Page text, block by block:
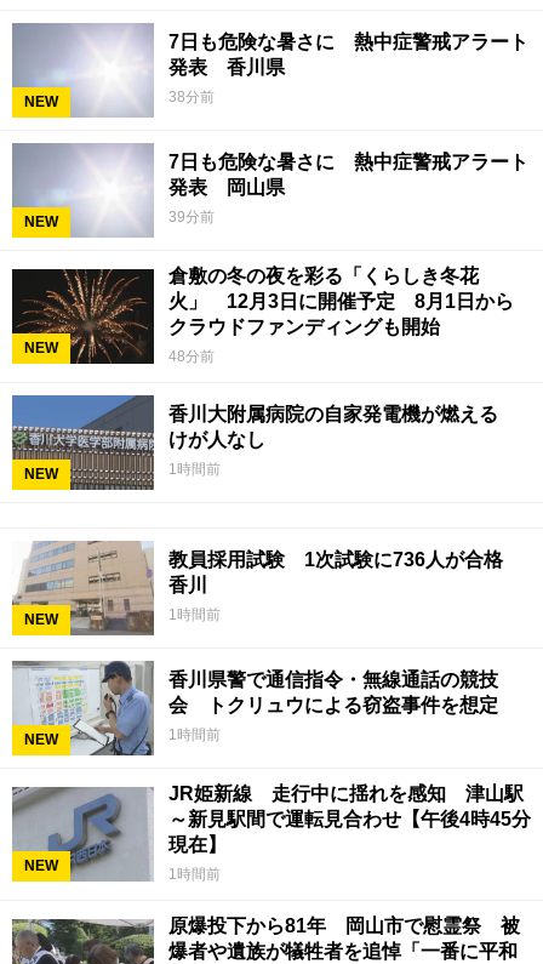
NEW
7日も危険な暑さに 熱中症警戒アラート
発表 香川県
38分前
NEW
7日も危険な暑さに 熱中症警戒アラート
発表 岡山県
39分前
NEW
倉敷の冬の夜を彩る「くらしき冬花
火」 12月3日に開催予定 8月1日から
クラウドファンディングも開始
48分前
NEW
香川大附属病院の自家発電機が燃える
けが人なし
1時間前
NEW
教員採用試験 1次試験に736人が合格
香川
1時間前
NEW
香川県警で通信指令・無線通話の競技
会 トクリュウによる窃盗事件を想定
1時間前
NEW
JR姫新線 走行中に揺れを感知 津山駅
～新見駅間で運転見合わせ【午後4時45分
現在】
1時間前
原爆投下から81年 岡山市で慰霊祭 被
爆者や遺族が犠牲者を追悼「一番に平和